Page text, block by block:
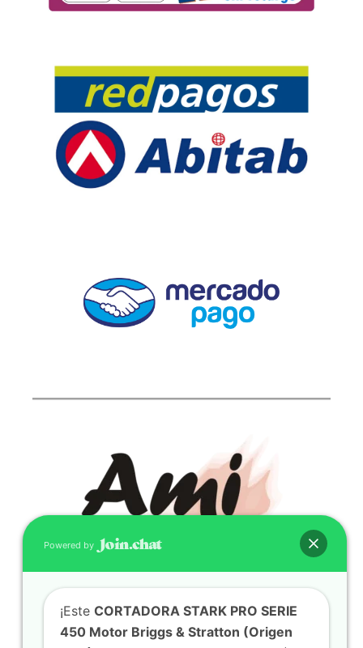
CONTACTO
Powered by
¡Este CORTADORA STARK PRO SERIE
450 Motor Briggs & Stratton (Origen